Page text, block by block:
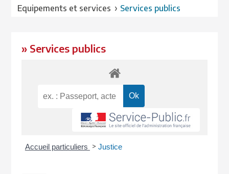
Equipements et services › Services publics
» Services publics
Accueil particuliers > Justice